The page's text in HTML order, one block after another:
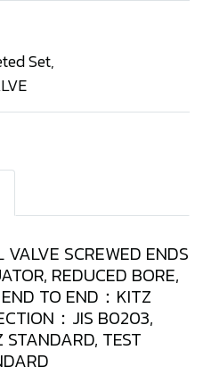
Set,
SCREWED ENDS
REDUCED BORE,
TO END：KITZ
：JIS B0203,
TEST